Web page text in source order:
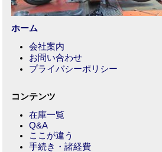
ホーム
会社案内
お問い合わせ
プライバシーポリシー
コンテンツ
在庫一覧
Q&A
ここが違う
手続き・諸経費